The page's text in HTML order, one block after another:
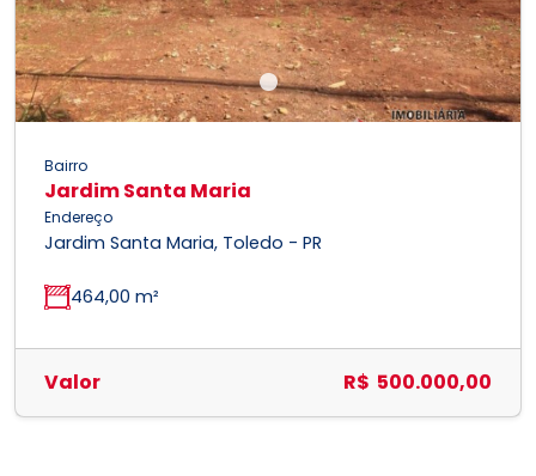
Bairro
Jardim Santa Maria
Endereço
Jardim Santa Maria, Toledo - PR
464,00 m²
Valor R$ 500.000,00